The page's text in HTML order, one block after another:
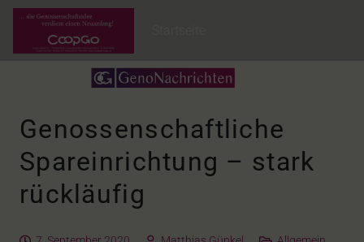
Genossenschaftliche
Spareinrichtung – stark
rückläufig